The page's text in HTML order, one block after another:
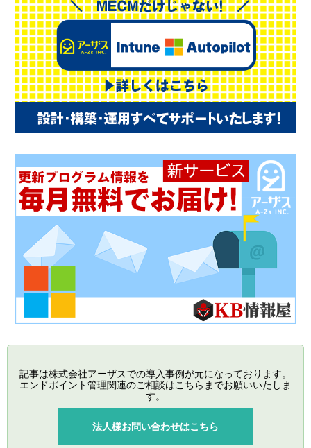
記事は株式会社アーザスでの導入事例が元になっております。
エンドポイント管理関連のご相談はこちらまでお願いいたしま
す。
法人様お問い合わせはこちら